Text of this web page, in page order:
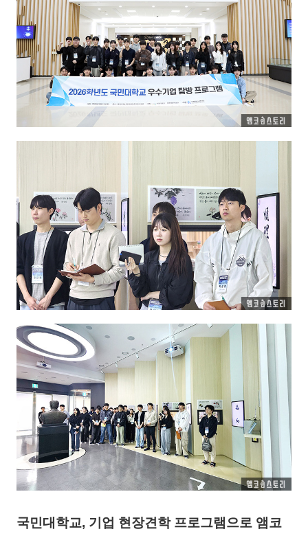
국민대학교, 기업 현장견학 프로그램으로 앰코